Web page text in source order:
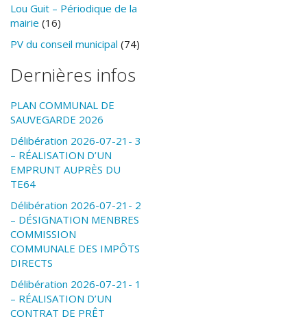
Lou Guit – Périodique de la
mairie (16)
PV du conseil municipal (74)
Dernières infos
PLAN COMMUNAL DE
SAUVEGARDE 2026
Délibération 2026-07-21- 3
– RÉALISATION D’UN
EMPRUNT AUPRÈS DU
TE64
Délibération 2026-07-21- 2
– DÉSIGNATION MENBRES
COMMISSION
COMMUNALE DES IMPÔTS
DIRECTS
Délibération 2026-07-21- 1
– RÉALISATION D’UN
CONTRAT DE PRÊT